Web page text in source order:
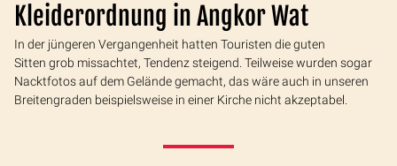
Kleiderordnung in Angkor Wat
In der jüngeren Vergangenheit hatten Touristen die guten
Sitten grob missachtet, Tendenz steigend. Teilweise wurden sogar
Nacktfotos auf dem Gelände gemacht, das wäre auch in unseren
Breitengraden beispielsweise in einer Kirche nicht akzeptabel.